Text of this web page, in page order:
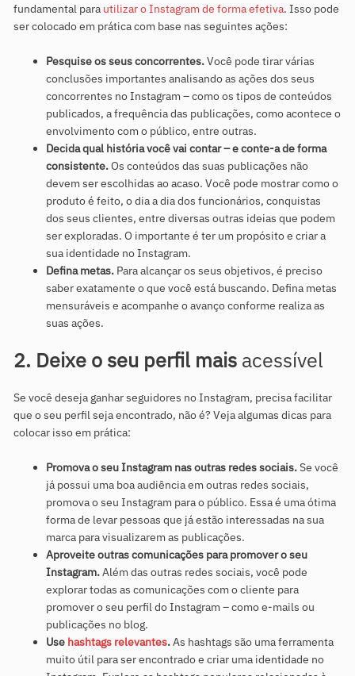
fundamental para utilizar o Instagram de forma efetiva. Isso pode
ser colocado em prática com base nas seguintes ações:
Pesquise os seus concorrentes.Você pode tirar várias
conclusões importantes analisando as ações dos seus
concorrentes no Instagram – como os tipos de conteúdos
publicados, a frequência das publicações, como acontece o
envolvimento com o público, entre outras.
Decida qual história você vai contar – e conte-a de forma
consistente.Os conteúdos das suas publicações não
devem ser escolhidas ao acaso. Você pode mostrar como o
produto é feito, o dia a dia dos funcionários, conquistas
dos seus clientes, entre diversas outras ideias que podem
ser exploradas. O importante é ter um propósito e criar a
sua identidade no Instagram.
Defina metas. Para alcançar os seus objetivos, é preciso
saber exatamente o que você está buscando. Defina metas
mensuráveis e acompanhe o avanço conforme realiza as
suas ações.
2. Deixe o seu perfil mais acessível
Se você deseja ganhar seguidores no Instagram, precisa facilitar
que o seu perfil seja encontrado, não é? Veja algumas dicas para
colocar isso em prática:
Promova o seu Instagram nas outras redes sociais.Se você
já possui uma boa audiência em outras redes sociais,
promova o seu Instagram para o público. Essa é uma ótima
forma de levar pessoas que já estão interessadas na sua
marca para visualizarem as publicações.
Aproveite outras comunicações para promover o seu
Instagram.Além das outras redes sociais, você pode
explorar todas as comunicações com o cliente para
promover o seu perfil do Instagram – como e-mails ou
publicações no blog.
Use hashtags relevantes.As hashtags são uma ferramenta
muito útil para ser encontrado e criar uma identidade no